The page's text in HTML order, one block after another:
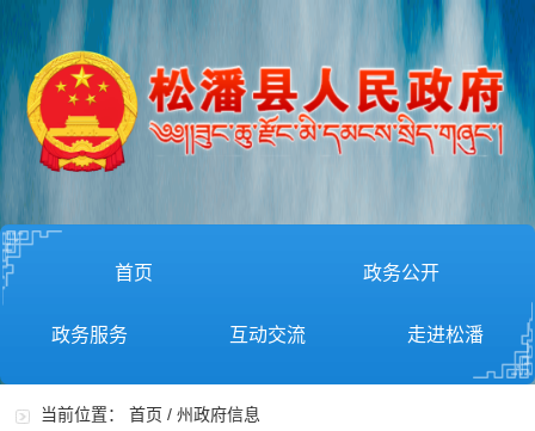
首页 政务公开
政务服务 互动交流 走进松潘
当前位置：首页 /州政府信息